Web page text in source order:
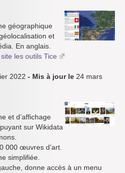
géographique
et
En anglais.
les outils Tice
2022 - Mis à jour le 24 mars
et d’affichage
sur Wikidata
000 œuvres d’art.
simplifiée.
donne accès à un menu